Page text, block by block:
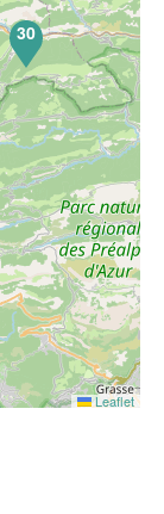
30
Leaflet